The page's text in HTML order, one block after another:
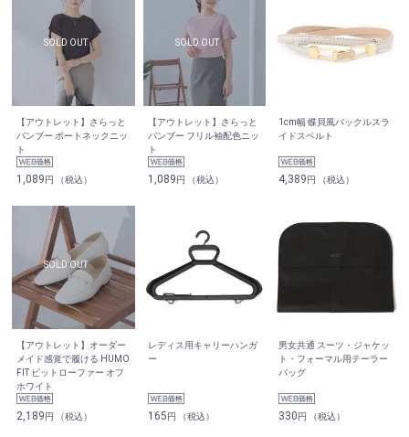
【アウトレット】さらっと
バンブー ボートネックニッ
ト
1,089円 （税込）
【アウトレット】さらっと
バンブー フリル袖配色ニッ
ト
1,089円 （税込）
1cm幅 蝶貝風バックルスラ
イドスベルト
4,389円 （税込）
【アウトレット】オーダー
メイド感覚で履ける HUMO
FIT ビットローファー オフ
ホワイト
2,189円 （税込）
レディス用キャリーハンガ
ー
165円 （税込）
男女共通 スーツ・ジャケッ
ト・フォーマル用テーラー
バッグ
330円 （税込）